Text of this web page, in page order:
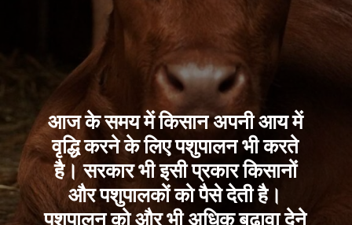
आज के समय में किसान अपनी आय में
वृद्धि करने के लिए पशुपालन भी करते
है। सरकार भी इसी प्रकार किसानों
और पशुपालकों को पैसे देती है।
पशुपालन को और भी अधिक बढ़ावा देने